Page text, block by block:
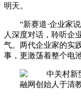
明天。
“新赛道·企业家
人深度对话，聆听企
气。两代企业家的实
事，更激荡着整个电